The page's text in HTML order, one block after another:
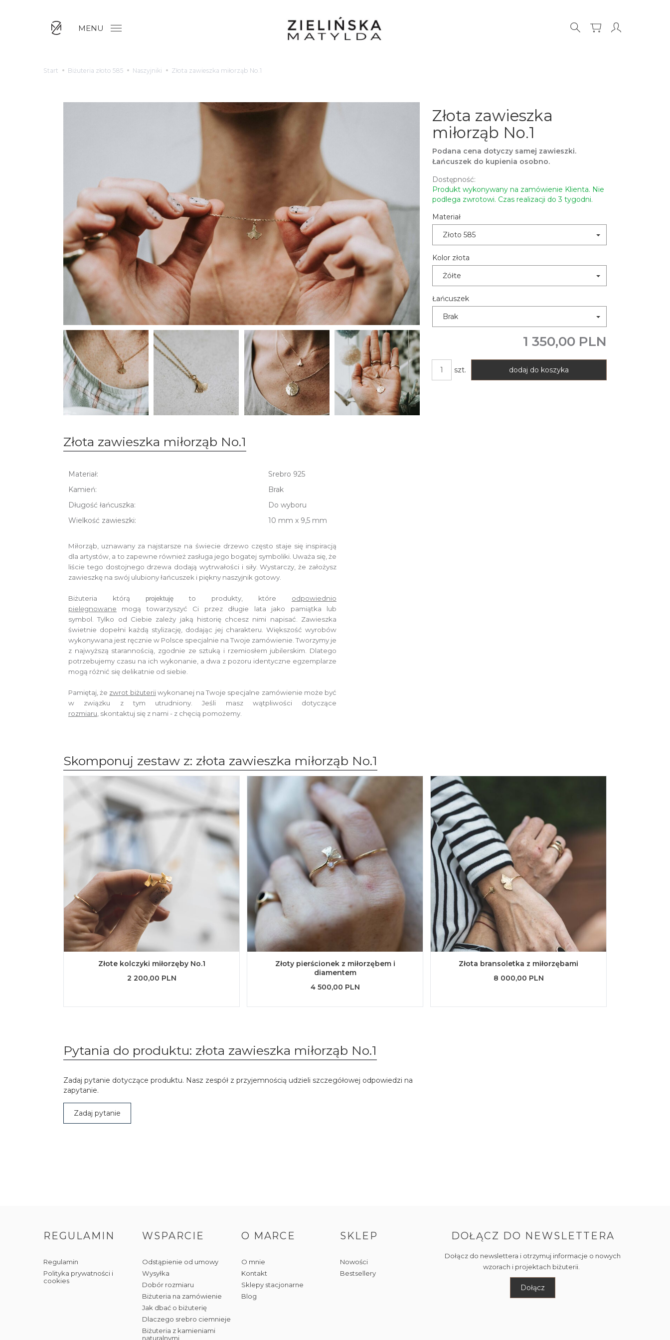
MENU
Start Biżuteria złoto 585 Naszyjniki Złota zawieszka miłorząb No.1
Złota zawieszka
miłorząb No.1
Podana cena dotyczy samej zawieszki.
Łańcuszek do kupienia osobno.
Dostępność:
Produkt wykonywany na zamówienie Klienta. Nie
podlega zwrotowi. Czas realizacji do 3 tygodni.
Materiał
Złoto 585
Kolor złota
Żółte
Łańcuszek
Brak
1 350,00 PLN
szt. dodaj do koszyka
Złota zawieszka miłorząb No.1
Materiał:
Srebro 925
Kamień:
Brak
Długość łańcuszka:
Do wyboru
Wielkość zawieszki:
10 mm x 9,5 mm
Miłorząb, uznawany za najstarsze na świecie drzewo często staje się inspiracją
dla artystów, a to zapewne również zasługa jego bogatej symboliki. Uważa się, że
liście tego dostojnego drzewa dodają wytrwałości i siły. Wystarczy, że założysz
zawieszkę na swój ulubiony łańcuszek i piękny naszyjnik gotowy.
Biżuteria którą projektuję to produkty, które odpowiednio
pielęgnowane
mogą towarzyszyć Ci przez długie lata jako pamiątka lub
symbol.Tylko od Ciebie zależy jaką historię chcesz nimi napisać. Zawieszka
świetnie dopełni każdą stylizację, dodając jej charakteru. Większość wyrobów
wykonywana jest ręcznie w Polsce specjalnie na Twoje zamówienie.Tworzymy je
z najwyższą starannością, zgodnie ze sztuką i rzemiosłem jubilerskim. Dlatego
potrzebujemy czasu na ich wykonanie, a dwa z pozoru identyczne egzemplarze
mogą różnić się delikatnie od siebie.
Pamiętaj, że zwrot biżuteriiwykonanej na Twoje specjalne zamówienie może być
w związku z tym utrudniony. Jeśli masz wątpliwości dotyczące
rozmiaru skontaktuj się z nami - z chęcią pomożemy.
Skomponuj zestaw z: złota zawieszka miłorząb No.1
Złote kolczyki miłorzęby No.1
2 200,00 PLN
Złoty pierścionek z miłorzębem i
diamentem
4 500,00 PLN
Złota bransoletka z miłorzębami
8 000,00 PLN
Pytania do produktu: złota zawieszka miłorząb No.1
Zadaj pytanie dotyczące produktu. Nasz zespół z przyjemnością udzieli szczegółowej odpowiedzi na
zapytanie.
Zadaj pytanie
REGULAMIN
Regulamin
Polityka prywatności i
cookies
WSPARCIE
Odstąpienie od umowy
Wysyłka
Dobór rozmiaru
Biżuteria na zamówienie
Jak dbać o biżuterię
Dlaczego srebro ciemnieje
Biżuteria z kamieniami
naturalnymi
O MARCE
O mnie
Kontakt
Sklepy stacjonarne
Blog
SKLEP
Nowości
Bestsellery
DOŁĄCZ DO NEWSLETTERA
Dołącz do newslettera i otrzymuj informacje o nowych
wzorach i projektach biżuterii.
Dołącz